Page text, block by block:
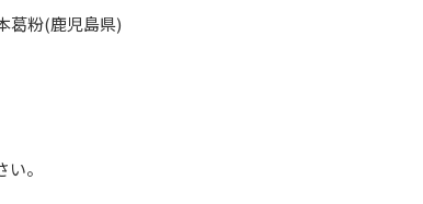
葛粉(鹿児島県)
。